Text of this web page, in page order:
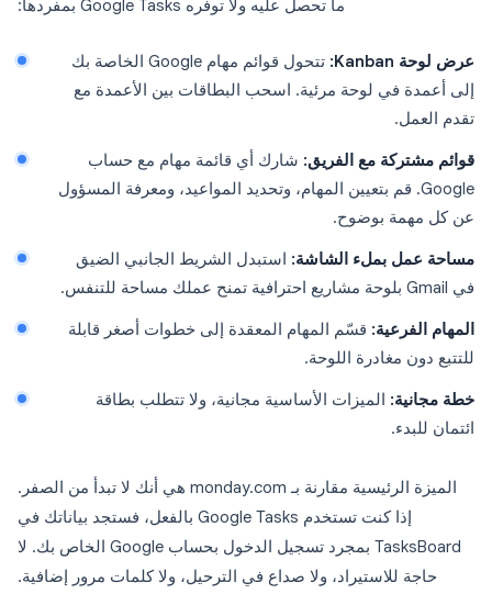
ما تحصل عليه ولا توفره Google Tasks بمفردها:
عرض لوحة Kanban:
تتحول قوائم مهام Google الخاصة بك
إلى أعمدة في لوحة مرئية. اسحب البطاقات بين الأعمدة مع
تقدم العمل.
قوائم مشتركة مع الفريق: شارك أي قائمة مهام مع حساب
Google. قم بتعيين المهام، وتحديد المواعيد، ومعرفة المسؤول
عن كل مهمة بوضوح.
مساحة عمل بملء الشاشة: استبدل الشريط الجانبي الضيق
في Gmail بلوحة مشاريع احترافية تمنح عملك مساحة للتنفس.
المهام الفرعية: قسّم المهام المعقدة إلى خطوات أصغر قابلة
للتتبع دون مغادرة اللوحة.
خطة مجانية: الميزات الأساسية مجانية، ولا تتطلب بطاقة
ائتمان للبدء.
الميزة الرئيسية مقارنة بـ monday.com هي أنك لا تبدأ من الصفر.
إذا كنت تستخدم Google Tasks بالفعل، فستجد بياناتك في
TasksBoard بمجرد تسجيل الدخول بحساب Google الخاص بك. لا
حاجة للاستيراد، ولا صداع في الترحيل، ولا كلمات مرور إضافية.